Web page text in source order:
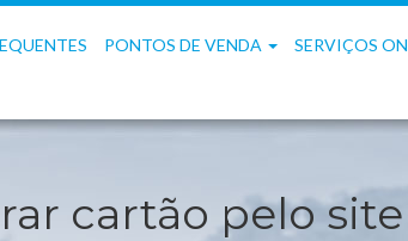
PONTOS DE VENDA SERVIÇOS
cartão pelo